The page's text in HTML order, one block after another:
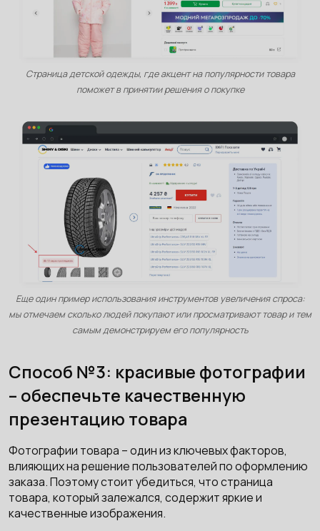
Страница детской одежды, где акцент на популярности товара
поможет в принятии решения о покупке
Еще один пример использования инструментов увеличения спроса:
мы отмечаем сколько людей покупают или просматривают товар и тем
самым демонстрируем его популярность
Способ №3: красивые фотографии
– обеспечьте качественную
презентацию товара
Фотографии товара – один из ключевых факторов,
влияющих на решение пользователей по оформлению
заказа. Поэтому стоит убедиться, что страница
товара, который залежался, содержит яркие и
качественные изображения.